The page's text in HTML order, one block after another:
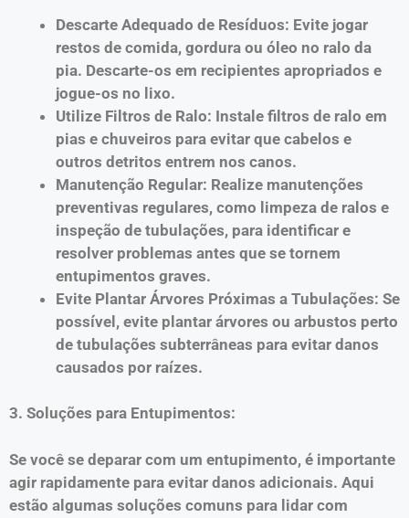
Descarte Adequado de Resíduos: Evite jogar
restos de comida, gordura ou óleo no ralo da
pia. Descarte-os em recipientes apropriados e
jogue-os no lixo.
Utilize Filtros de Ralo: Instale filtros de ralo em
pias e chuveiros para evitar que cabelos e
outros detritos entrem nos canos.
Manutenção Regular: Realize manutenções
preventivas regulares, como limpeza de ralos e
inspeção de tubulações, para identificar e
resolver problemas antes que se tornem
entupimentos graves.
Evite Plantar Árvores Próximas a Tubulações: Se
possível, evite plantar árvores ou arbustos perto
de tubulações subterrâneas para evitar danos
causados por raízes.
3. Soluções para Entupimentos:
Se você se deparar com um entupimento, é importante
agir rapidamente para evitar danos adicionais. Aqui
estão algumas soluções comuns para lidar com